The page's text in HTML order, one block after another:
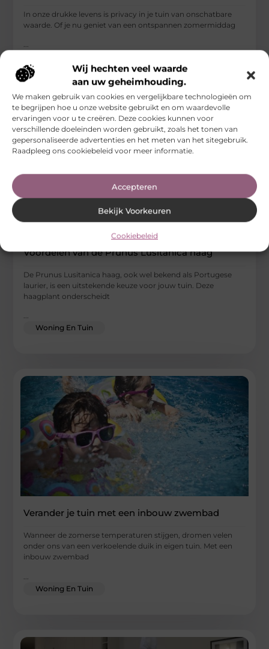
Wij hechten veel waarde
aan uw geheimhouding.
We maken gebruik van cookies en vergelijkbare technologieën om
te begrijpen hoe u onze website gebruikt en om waardevolle
ervaringen voor u te creëren. Deze cookies kunnen voor
verschillende doeleinden worden gebruikt, zoals het tonen van
gepersonaliseerde advertenties en het meten van het sitegebruik.
Raadpleeg ons cookiebeleid voor meer informatie.
Accepteren
Bekijk Voorkeuren
Cookiebeleid
In onze drukke levens is privacy in je tuin van onschatbare
waarde. Of je nu geniet van een ontspannen zomermiddag
Voordelen van de Prunus Lusitanica haag
De Prunus Lusitanica haag, ook wel bekend als Portugese
laurier, is een uitstekende keuze voor jouw tuin. Deze
haagplant onderscheidt
...
Woning En Tuin
Verander je tuin met een inbouw zwembad
Wanneer de zomerse temperaturen stijgen, dromen velen
onder ons van een verkoelende duik in eigen tuin. Met een
inbouw zwembad
Woning En Tuin